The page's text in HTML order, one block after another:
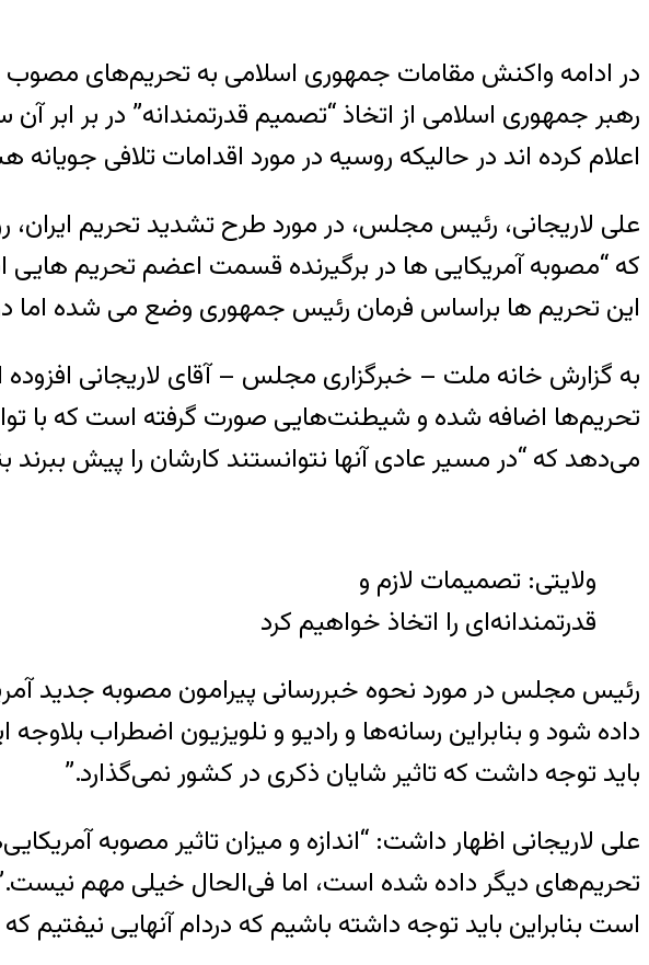
در ادامه واکنش مقامات جمهوری اسلامی به تحریم‌های مصوب
رهبر جمهوری اسلامی از اتخاذ “تصمیم قدرتمندانه” در بر
اعلام کرده اند در حالیکه روسیه در مورد اقدامات تلافی
علی لاریجانی، رئیس مجلس، در مورد طرح تشدید تحریم
که “مصوبه آمریکایی ها در برگیرنده قسمت اعضم تحریم
این تحریم ها براساس فرمان رئیس جمهوری وضع می شده اما
به گزارش خانه ملت – خبرگزاری مجلس – آقای لاریجانی
تحریم‌ها اضافه شده و شیطنت‌هایی صورت گرفته است که با
می‌دهد که “در مسیر عادی آنها نتوانستند کارشان را پیش ببرند
ولایتی: تصمیمات لازم و
قدرتمندانه‌ای را اتخاذ خواهیم کرد
رئیس مجلس در مورد نحوه خبررسانی پیرامون مصوبه جدید
داده شود و بنابراین رسانه‌ها و رادیو و نلویزیون اضطراب
باید توجه داشت که تاثیر شایان ذکری در کشور نمی‌گذارد.”
علی لاریجانی اظهار داشت: “اندازه و میزان تاثیر مصوبه
تحریم‌های دیگر داده شده است، اما فی‌الحال خیلی مهم
است بنابراین باید توجه داشته باشیم که دردام آنهایی